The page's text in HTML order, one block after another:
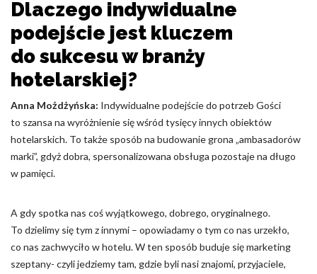
Dlaczego indywidualne
podejście jest kluczem
do sukcesu w branży
hotelarskiej?
Anna Możdżyńska: Indywidualne podejście do potrzeb Gości
to szansa na wyróżnienie się wśród tysięcy innych obiektów
hotelarskich. To także sposób na budowanie grona „ambasadorów
marki”, gdyż dobra, spersonalizowana obsługa pozostaje na długo
w pamięci.
A gdy spotka nas coś wyjątkowego, dobrego, oryginalnego.
To dzielimy się tym z innymi – opowiadamy o tym co nas urzekło,
co nas zachwyciło w hotelu. W ten sposób buduje się marketing
szeptany- czyli jedziemy tam, gdzie byli nasi znajomi, przyjaciele,